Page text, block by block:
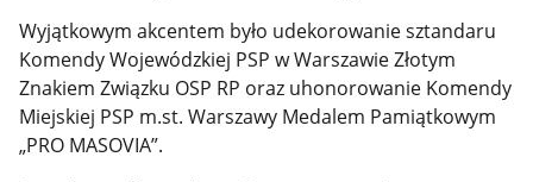
Wyjątkowym akcentem było udekorowanie sztandaru
Komendy Wojewódzkiej PSP w Warszawie Złotym
Znakiem Związku OSP RP oraz uhonorowanie Komendy
Miejskiej PSP m.st. Warszawy Medalem Pamiątkowym
„PRO MASOVIA”.